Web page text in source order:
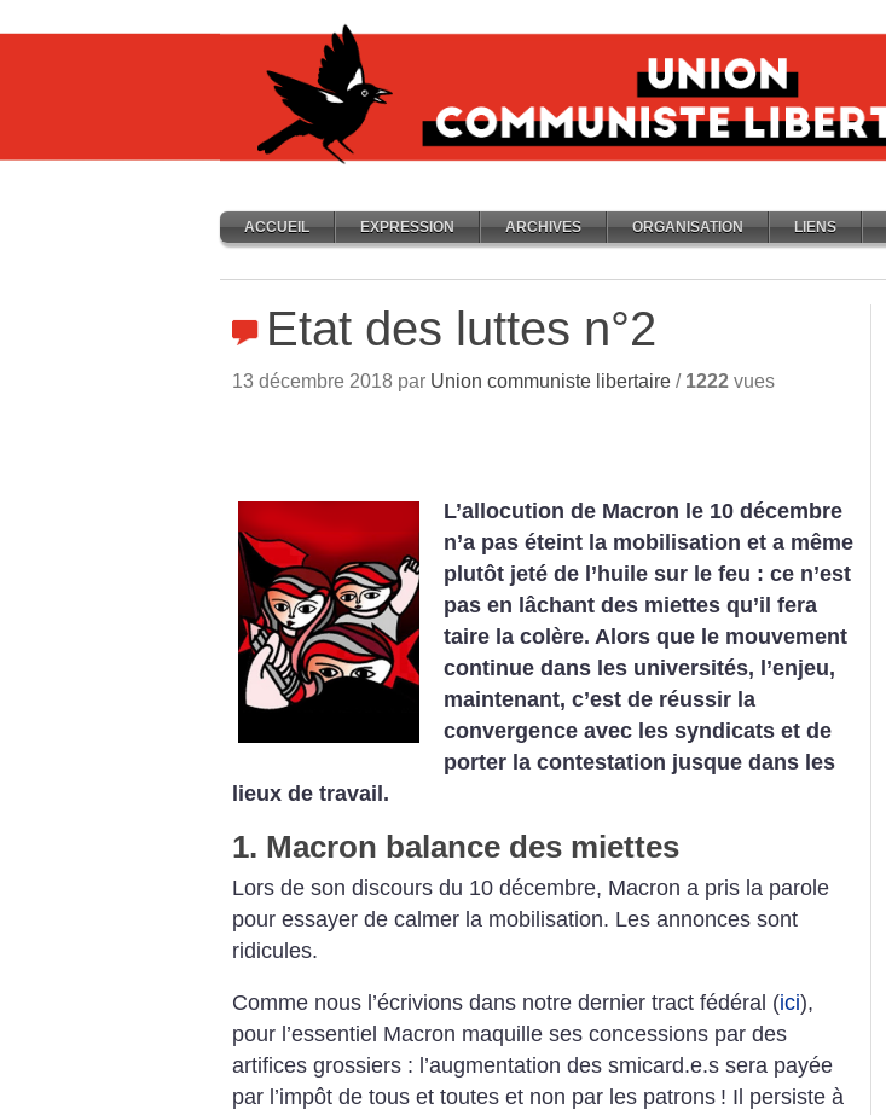
ACCUEIL EXPRESSION ARCHIVES ORGANISATION LIENS
Etat des luttes n°2
13 décembre 2018 par Union communiste libertaire / 1222 vues
L’allocution de Macron le 10 décembre
n’a pas éteint la mobilisation et a même
plutôt jeté de l’huile sur le feu : ce n’est
pas en lâchant des miettes qu’il fera
taire la colère. Alors que le mouvement
continue dans les universités, l’enjeu,
maintenant, c’est de réussir la
convergence avec les syndicats et de
porter la contestation jusque dans les
lieux de travail.
1. Macron balance des miettes
Lors de son discours du 10 décembre, Macron a pris la parole
pour essayer de calmer la mobilisation. Les annonces sont
ridicules.
Comme nous l’écrivions dans notre dernier tract fédéral (ici),
pour l’essentiel Macron maquille ses concessions par des
artifices grossiers : l’augmentation des smicard.e.s sera payée
par l’impôt de tous et toutes et non par les patrons ! Il persiste à